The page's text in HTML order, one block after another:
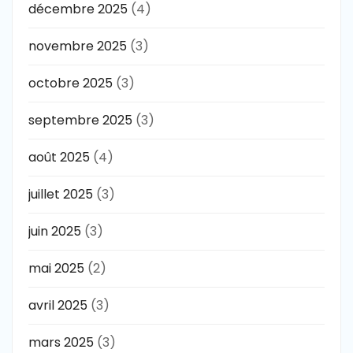
décembre 2025 (4)
novembre 2025 (3)
octobre 2025 (3)
septembre 2025 (3)
août 2025 (4)
juillet 2025 (3)
juin 2025 (3)
mai 2025 (2)
avril 2025 (3)
mars 2025 (3)